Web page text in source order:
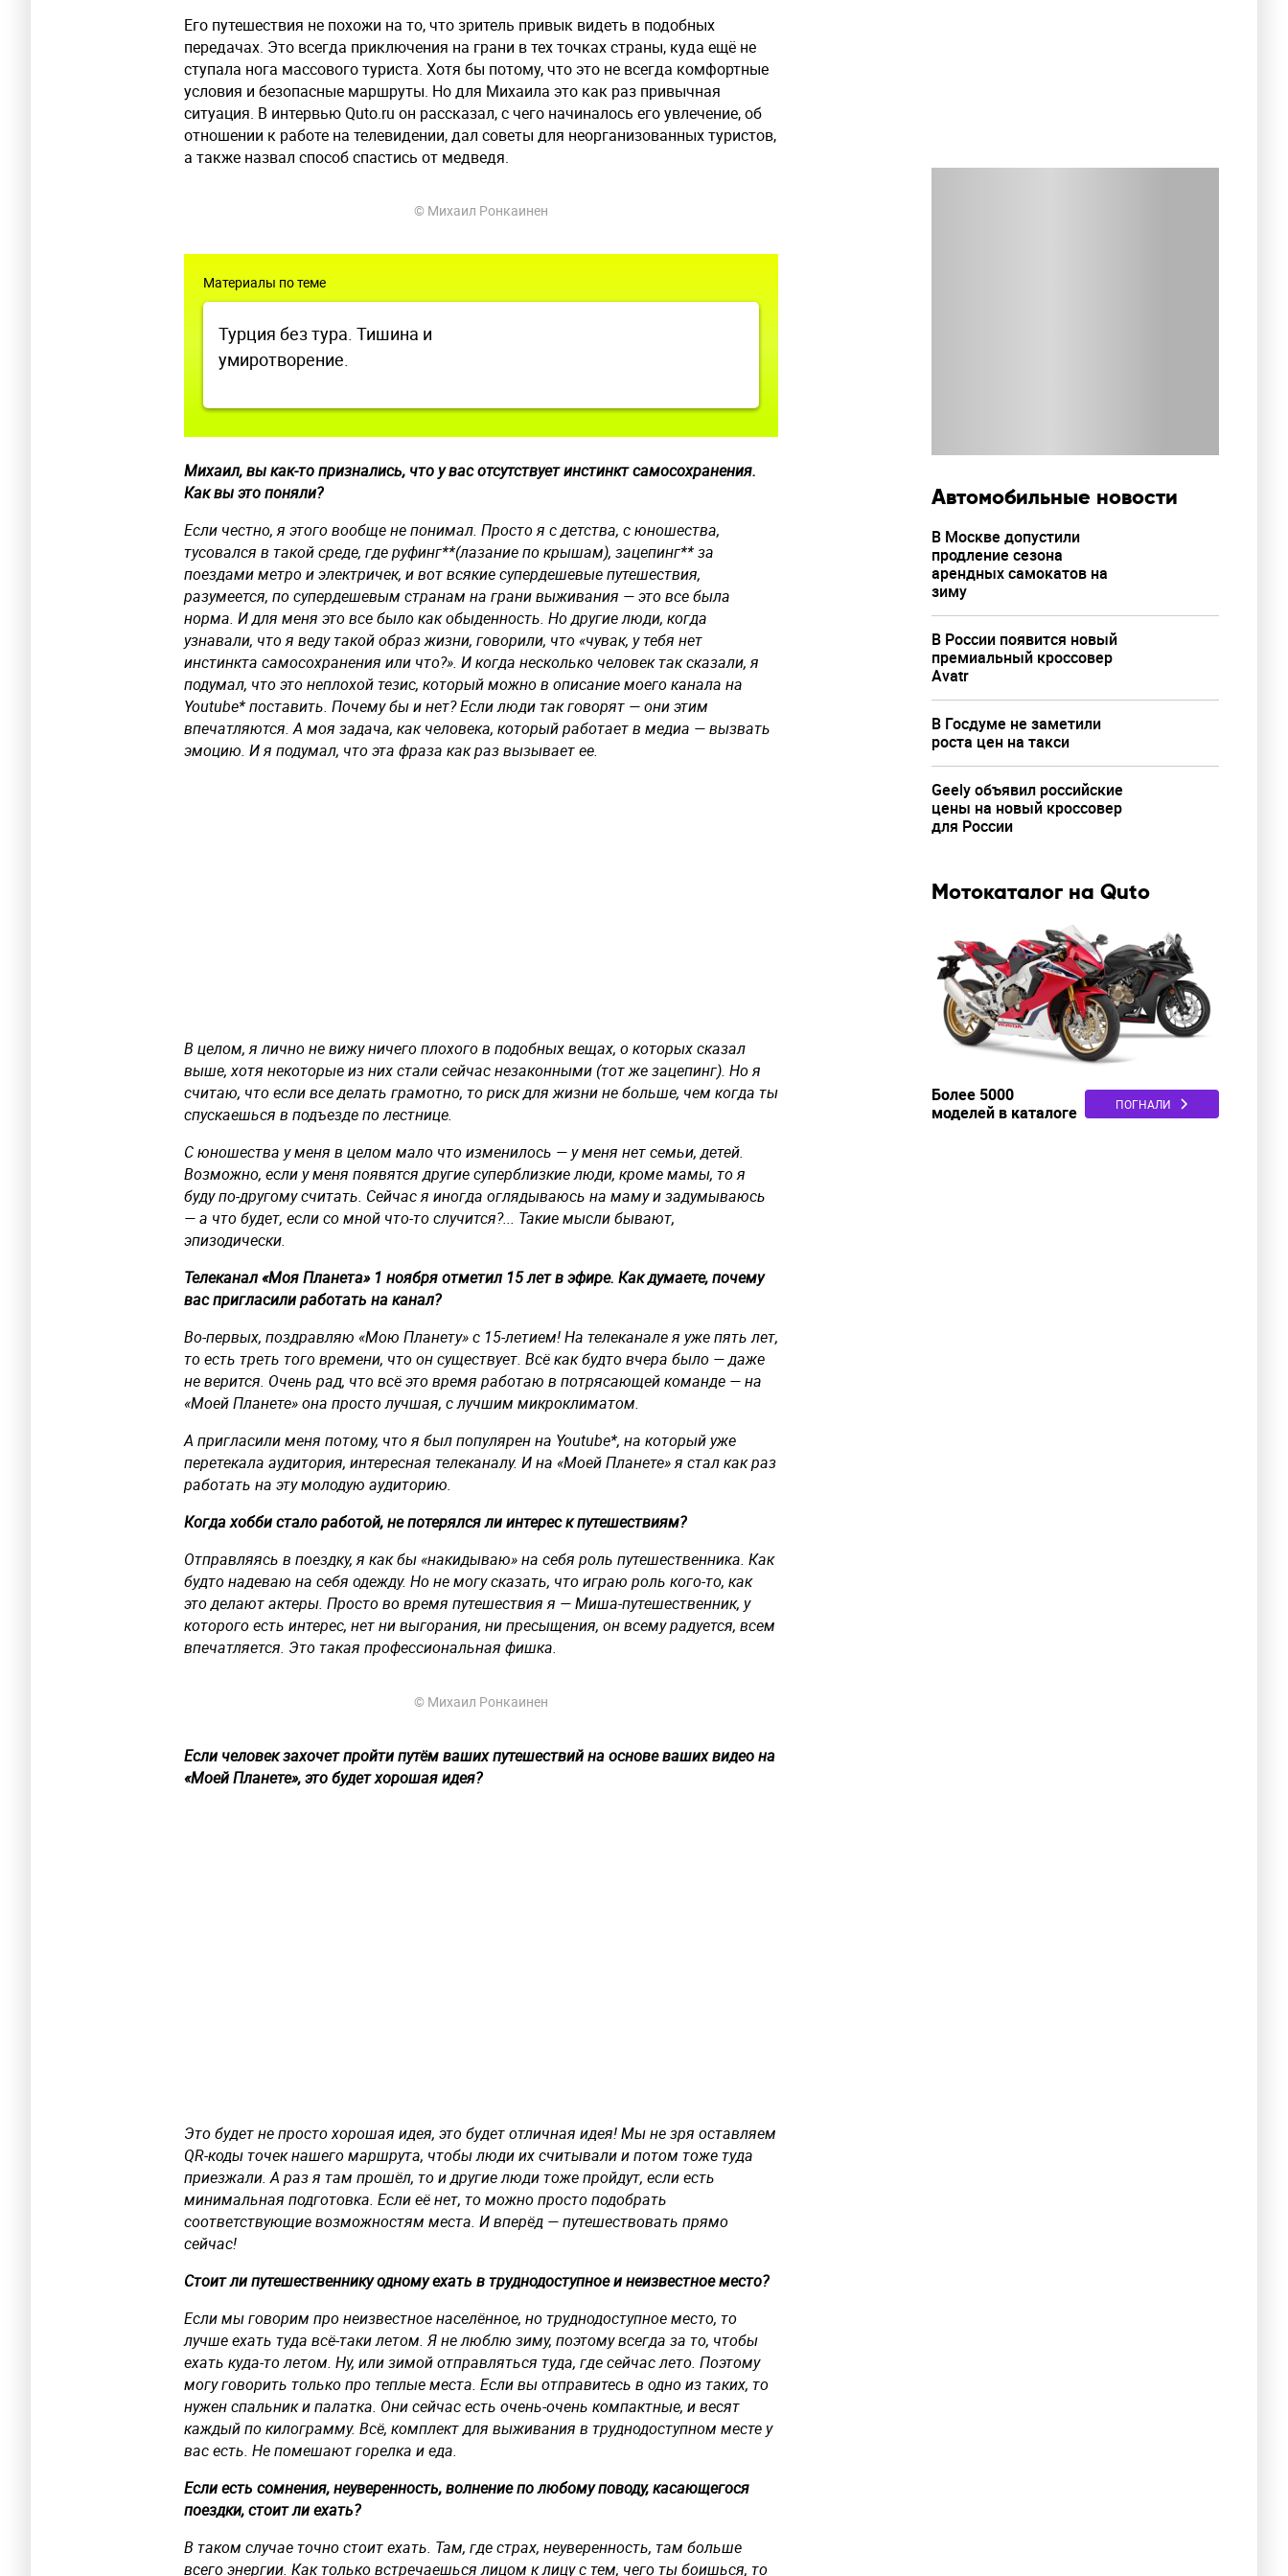
Его путешествия не похожи на то, что зритель привык видеть в подобных
передачах. Это всегда приключения на грани в тех точках страны, куда ещё не
ступала нога массового туриста. Хотя бы потому, что это не всегда комфортные
условия и безопасные маршруты. Но для Михаила это как раз привычная
ситуация. В интервью Quto.ru он рассказал, с чего начиналось его увлечение, об
отношении к работе на телевидении, дал советы для неорганизованных туристов,
а также назвал способ спастись от медведя.
© Михаил Ронкаинен
Материалы по теме
Турция без тура. Тишина и
умиротворение.
Михаил, вы как-то признались, что у вас отсутствует инстинкт самосохранения.
Как вы это поняли?
Если честно, я этого вообще не понимал. Просто я с детства, с юношества,
тусовался в такой среде, где руфинг**(лазание по крышам), зацепинг** за
поездами метро и электричек, и вот всякие супердешевые путешествия,
разумеется, по супердешевым странам на грани выживания — это все была
норма. И для меня это все было как обыденность. Но другие люди, когда
узнавали, что я веду такой образ жизни, говорили, что «чувак, у тебя нет
инстинкта самосохранения или что?». И когда несколько человек так сказали, я
подумал, что это неплохой тезис, который можно в описание моего канала на
Youtube* поставить. Почему бы и нет? Если люди так говорят — они этим
впечатляются. А моя задача, как человека, который работает в медиа — вызвать
эмоцию. И я подумал, что эта фраза как раз вызывает ее.
В целом, я лично не вижу ничего плохого в подобных вещах, о которых сказал
выше, хотя некоторые из них стали сейчас незаконными (тот же зацепинг). Но я
считаю, что если все делать грамотно, то риск для жизни не больше, чем когда ты
спускаешься в подъезде по лестнице.
С юношества у меня в целом мало что изменилось — у меня нет семьи, детей.
Возможно, если у меня появятся другие суперблизкие люди, кроме мамы, то я
буду по-другому считать. Сейчас я иногда оглядываюсь на маму и задумываюсь
— а что будет, если со мной что-то случится?... Такие мысли бывают,
эпизодически.
Телеканал «Моя Планета» 1 ноября отметил 15 лет в эфире. Как думаете, почему
вас пригласили работать на канал?
Во-первых, поздравляю «Мою Планету» с 15-летием! На телеканале я уже пять лет,
то есть треть того времени, что он существует. Всё как будто вчера было — даже
не верится. Очень рад, что всё это время работаю в потрясающей команде — на
«Моей Планете» она просто лучшая, с лучшим микроклиматом.
А пригласили меня потому, что я был популярен на Youtube*, на который уже
перетекала аудитория, интересная телеканалу. И на «Моей Планете» я стал как раз
работать на эту молодую аудиторию.
Когда хобби стало работой, не потерялся ли интерес к путешествиям?
Отправляясь в поездку, я как бы «накидываю» на себя роль путешественника. Как
будто надеваю на себя одежду. Но не могу сказать, что играю роль кого-то, как
это делают актеры. Просто во время путешествия я — Миша-путешественник, у
которого есть интерес, нет ни выгорания, ни пресыщения, он всему радуется, всем
впечатляется. Это такая профессиональная фишка.
© Михаил Ронкаинен
Если человек захочет пройти путём ваших путешествий на основе ваших видео на
«Моей Планете», это будет хорошая идея?
Это будет не просто хорошая идея, это будет отличная идея! Мы не зря оставляем
QR-коды точек нашего маршрута, чтобы люди их считывали и потом тоже туда
приезжали. А раз я там прошёл, то и другие люди тоже пройдут, если есть
минимальная подготовка. Если её нет, то можно просто подобрать
соответствующие возможностям места. И вперёд — путешествовать прямо
сейчас!
Стоит ли путешественнику одному ехать в труднодоступное и неизвестное место?
Если мы говорим про неизвестное населённое, но труднодоступное место, то
лучше ехать туда всё-таки летом. Я не люблю зиму, поэтому всегда за то, чтобы
ехать куда-то летом. Ну, или зимой отправляться туда, где сейчас лето. Поэтому
могу говорить только про теплые места. Если вы отправитесь в одно из таких, то
нужен спальник и палатка. Они сейчас есть очень-очень компактные, и весят
каждый по килограмму. Всё, комплект для выживания в труднодоступном месте у
вас есть. Не помешают горелка и еда.
Если есть сомнения, неуверенность, волнение по любому поводу, касающегося
поездки, стоит ли ехать?
В таком случае точно стоит ехать. Там, где страх, неуверенность, там больше
всего энергии. Как только встречаешься лицом к лицу с тем, чего ты боишься, то
Автомобильные новости
В Москве допустили
продление сезона
арендных самокатов на
зиму
В России появится новый
премиальный кроссовер
Avatr
В Госдуме не заметили
роста цен на такси
Geely объявил российские
цены на новый кроссовер
для России
Мотокаталог на Quto
Более 5000
моделей в каталоге
ПОГНАЛИ